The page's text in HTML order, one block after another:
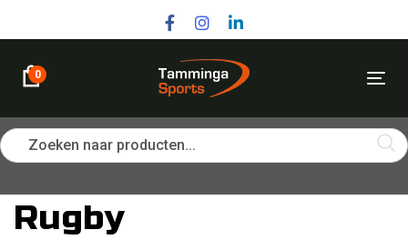
navigation
content
0
Zoeken naar producten...
Rugby